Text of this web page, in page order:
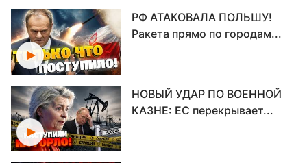
РФ АТАКОВАЛА ПОЛЬШУ!
Ракета прямо по городам...
НОВЫЙ УДАР ПО ВОЕННОЙ
КАЗНЕ: ЕС перекрывает...